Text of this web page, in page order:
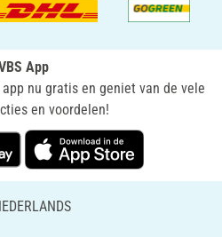
App
nu gratis en geniet van de vele
en voordelen!